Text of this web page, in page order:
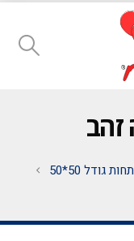
50*50